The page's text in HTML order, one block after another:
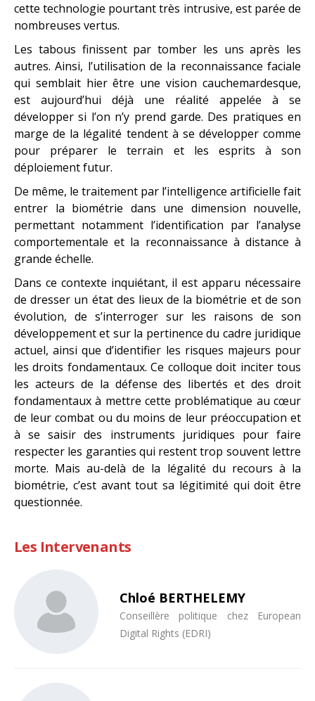
cette technologie pourtant très intrusive, est parée de
nombreuses vertus.
Les tabous finissent par tomber les uns après les
autres. Ainsi, l’utilisation de la reconnaissance faciale
qui semblait hier être une vision cauchemardesque,
est aujourd’hui déjà une réalité appelée à se
développer si l’on n’y prend garde. Des pratiques en
marge de la légalité tendent à se développer comme
pour préparer le terrain et les esprits à son
déploiement futur.
De même, le traitement par l’intelligence artificielle fait
entrer la biométrie dans une dimension nouvelle,
permettant notamment l’identification par l’analyse
comportementale et la reconnaissance à distance à
grande échelle.
Dans ce contexte inquiétant, il est apparu nécessaire
de dresser un état des lieux de la biométrie et de son
évolution, de s’interroger sur les raisons de son
développement et sur la pertinence du cadre juridique
actuel, ainsi que d’identifier les risques majeurs pour
les droits fondamentaux. Ce colloque doit inciter tous
les acteurs de la défense des libertés et des droit
fondamentaux à mettre cette problématique au cœur
de leur combat ou du moins de leur préoccupation et
à se saisir des instruments juridiques pour faire
respecter les garanties qui restent trop souvent lettre
morte. Mais au-delà de la légalité du recours à la
biométrie, c’est avant tout sa légitimité qui doit être
questionnée.
Les Intervenants
Chloé BERTHELEMY
Conseillère politique chez European
Digital Rights (EDRI)